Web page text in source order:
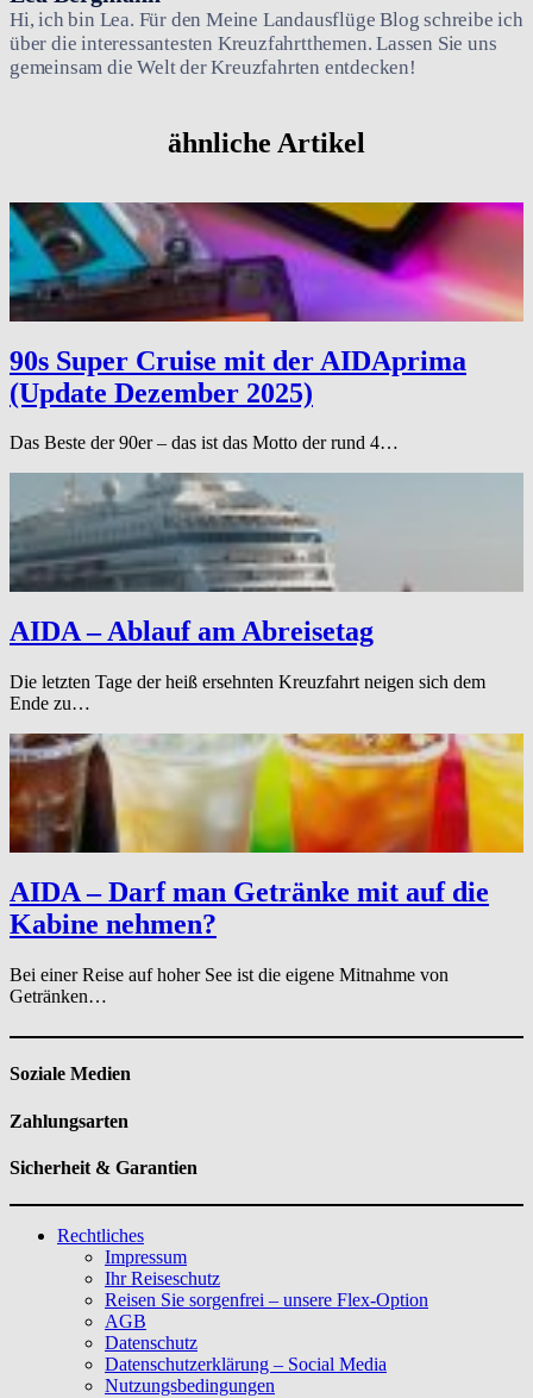
Hi, ich bin Lea. Für den Meine Landausflüge Blog schreibe ich
über die interessantesten Kreuzfahrtthemen. Lassen Sie uns
gemeinsam die Welt der Kreuzfahrten entdecken!
ähnliche Artikel
90s Super Cruise mit der AIDAprima
(Update Dezember 2025)
Das Beste der 90er – das ist das Motto der rund 4…
AIDA – Ablauf am Abreisetag
Die letzten Tage der heiß ersehnten Kreuzfahrt neigen sich dem
Ende zu…
AIDA – Darf man Getränke mit auf die
Kabine nehmen?
Bei einer Reise auf hoher See ist die eigene Mitnahme von
Getränken…
Soziale Medien
Zahlungsarten
Sicherheit & Garantien
Rechtliches
Impressum
Ihr Reiseschutz
Reisen Sie sorgenfrei – unsere Flex-Option
AGB
Datenschutz
Datenschutzerklärung – Social Media
Nutzungsbedingungen